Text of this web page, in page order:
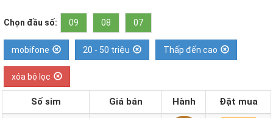
Chọn đầu số: 09 08 07
mobifone 20 - 50 triệu Thấp đến cao
xóa bộ lọc
Số sim Giá bán Hành Đặt mua